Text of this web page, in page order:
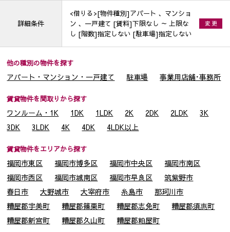
詳細条件
<借りる>[物件種別]アパート 、マンショ
ン 、一戸建て [賃料]下限なし ～ 上限な
し [階数]指定しない [駐車場]指定しない
変 更
他の種別の物件を探す
アパート・マンション・一戸建て 駐車場 事業用店舗･事務所
賃貸物件を間取りから探す
ワンルーム・1K 1DK 1LDK 2K 2DK 2LDK
3K
3DK
3LDK 4K 4DK 4LDK以上
賃貸物件をエリアから探す
福岡市東区 福岡市博多区 福岡市中央区
福岡市南区
福岡市西区
福岡市城南区 福岡市早良区
筑紫野市
春日市
大野城市 大宰府市 糸島市
那珂川市
糟屋郡宇美町
糟屋郡篠栗町 糟屋郡志免町
糟屋郡須惠町
糟屋郡新宮町
糟屋郡久山町 糟屋郡粕屋町